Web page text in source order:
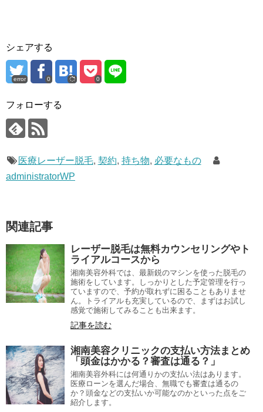
シェアする
error 0 0
フォローする
医療レーザー脱毛, 契約, 持ち物, 必要なもの
administratorWP
関連記事
レーザー脱毛は無料カウンセリングやト
ライアルコースから
湘南美容外科では、最新鋭のマシンを使った脱毛の
施術をしています。しっかりとした予定管理を行っ
ていますので、予約が取れずに困ることもありませ
ん。トライアルも充実しているので、まずはお試し
感覚で施術してみることも出来ます。
記事を読む
湘南美容クリニックの支払い方法まとめ
「頭金はかかる？審査は通る？」
湘南美容外科には何通りかの支払い法はあります。
医療ローンを選んだ場合、無職でも審査は通るの
か？頭金などの支払いか可能なのかといった点をご
紹介します。